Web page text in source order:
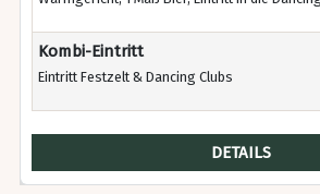
Kombi-Eintritt
Eintritt Festzelt & Dancing Clubs
DETAILS